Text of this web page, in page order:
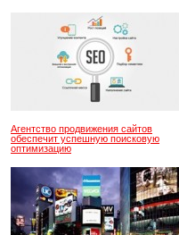
Агентство продвижения сайтов
обеспечит успешную поисковую
оптимизацию